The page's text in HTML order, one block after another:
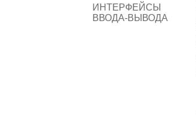
ИНТЕРФЕЙСЫ
ВВОДА-ВЫВОДА